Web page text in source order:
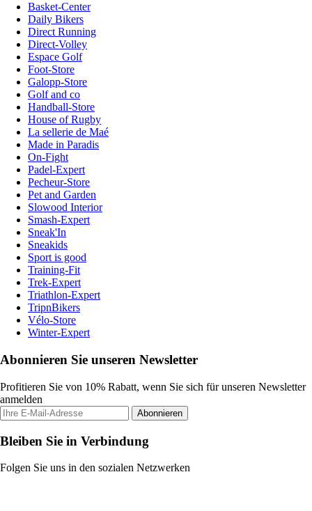
Basket-Center
Daily Bikers
Direct Running
Direct-Volley
Espace Golf
Foot-Store
Galopp-Store
Golf and co
Handball-Store
House of Rugby
La sellerie de Maé
Made in Paradis
On-Fight
Padel-Expert
Pecheur-Store
Pet and Garden
Slowood Interior
Smash-Expert
Sneak'In
Sneakids
Sport is good
Training-Fit
Trek-Expert
Triathlon-Expert
TripnBikers
Vélo-Store
Winter-Expert
Abonnieren Sie unseren Newsletter
Profitieren Sie von 10% Rabatt, wenn Sie sich für unseren Newsletter
anmelden
Abonnieren
Bleiben Sie in Verbindung
Folgen Sie uns in den sozialen Netzwerken